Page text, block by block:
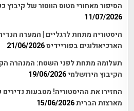
הסיפור מאחורי מטוס הווטור של קיבוץ
11/07/2026
היסטוריה מתחת לרגליים | המערה
הארכיאולוגים בפוריידיס21/06/2026
תעלומה מתחת לפני השטח: המנהרה
הקיבוץ הירושלמי19/06/2026
החזירו את ההיסטוריה! מטבעות
מארצות הברית15/06/2026